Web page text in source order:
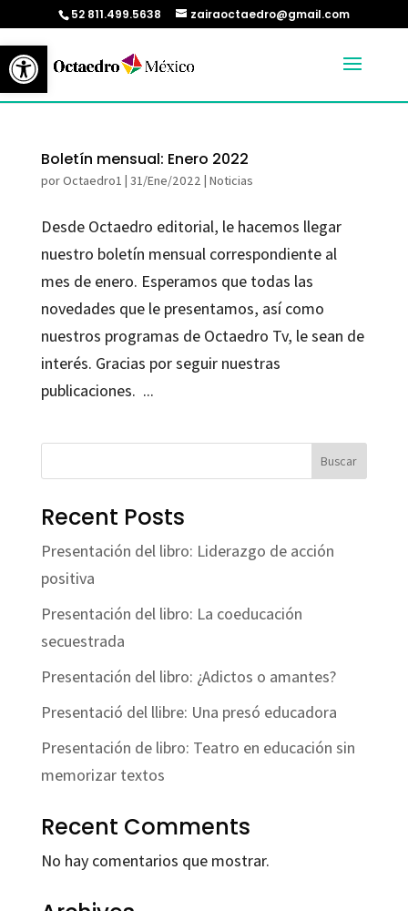
Abrir barra de herramientas
52 811.499.5638 zairaoctaedro@gmail.com
Boletín mensual: Enero 2022
porOctaedro1 | 31/Ene/2022 | Noticias
Desde Octaedro editorial, le hacemos llegar
nuestro boletín mensual correspondiente al
mes de enero. Esperamos que todas las
novedades que le presentamos, así como
nuestros programas de Octaedro Tv, le sean de
interés. Gracias por seguir nuestras
publicaciones. ...
Buscar
Recent Posts
Presentación del libro: Liderazgo de acción
positiva
Presentación del libro: La coeducación
secuestrada
Presentación del libro: ¿Adictos o amantes?
Presentació del llibre: Una presó educadora
Presentación de libro: Teatro en educación sin
memorizar textos
Recent Comments
No hay comentarios que mostrar.